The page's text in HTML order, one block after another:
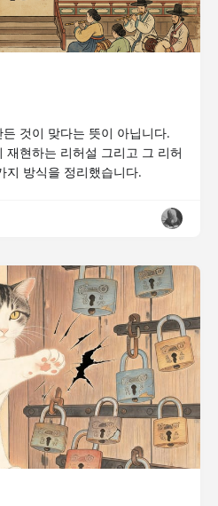
것이 맞다는 뜻이 아닙니다.
재현하는 리허설 그리고 그 리허
지 방식을 정리했습니다.